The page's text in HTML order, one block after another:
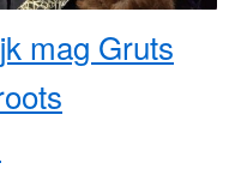
mag Gruts